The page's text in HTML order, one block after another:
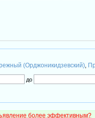
(Орджоникидзевский),
до
более эффективным?